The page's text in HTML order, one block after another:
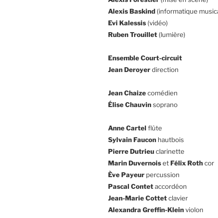
Alexis Baskind (informatique
Evi Kalessis (vidéo)
Ruben Trouillet (lumière)
Ensemble Court-circuit
Jean Deroyerdirection
Jean Chaizecomédien
Élise Chauvinsoprano
Anne Cartel flûte
Sylvain Faucon hautbois
Pierre Dutrieuclarinette
Marin DuvernoisetFélix Rothcor
Ève Payeur percussion
Pascal Contetaccordéon
Jean-Marie Cottetclavier
Alexandra Greffin-Kleinviolon